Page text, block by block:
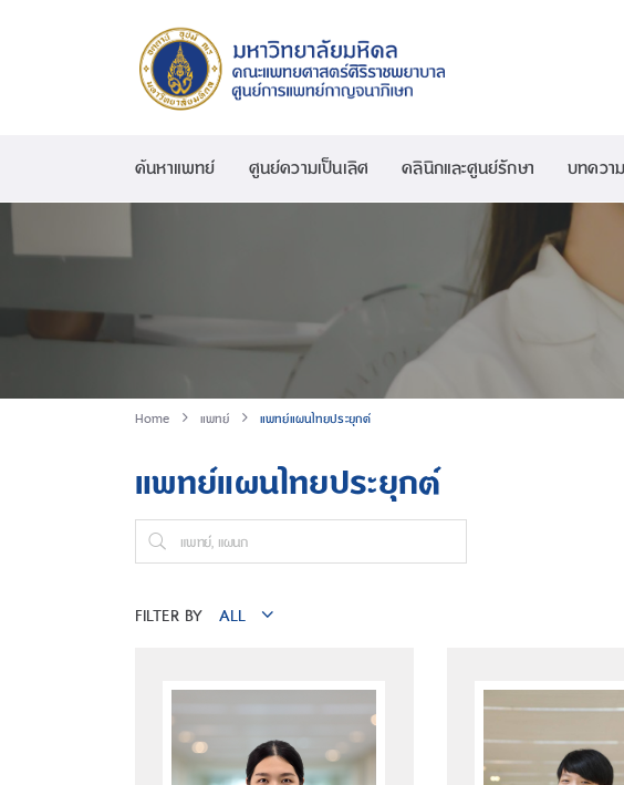
ค้นหาแพทย์ ศูนย์ความเป็นเลิศ คลินิกและศูนย์รักษา บทควา
Home แพทย์ แพทย์แผนไทยประยุกต์
แพทย์แผนไทยประยุกต์
FILTER BY ALL